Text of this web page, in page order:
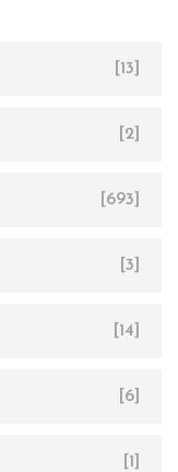
[13]
[2]
[693]
[3]
[14]
[6]
[1]